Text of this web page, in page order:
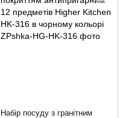
Набір посуду з гранітним